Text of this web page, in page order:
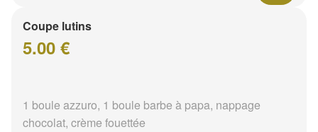
Coupe lutins
5.00 €
1 boule azzuro, 1 boule barbe à papa, nappage
chocolat, crème fouettée